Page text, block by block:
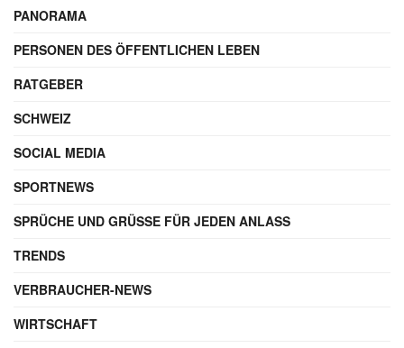
PANORAMA
PERSONEN DES ÖFFENTLICHEN LEBEN
RATGEBER
SCHWEIZ
SOCIAL MEDIA
SPORTNEWS
SPRÜCHE UND GRÜSSE FÜR JEDEN ANLASS
TRENDS
VERBRAUCHER-NEWS
WIRTSCHAFT